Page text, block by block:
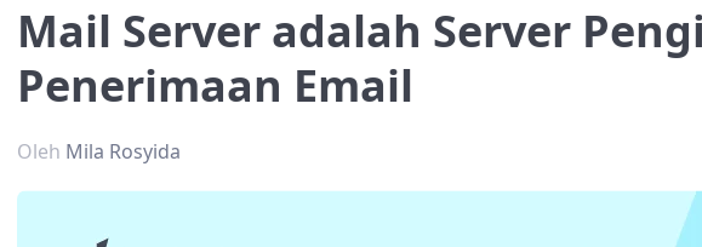
Mail Server adalah Server
Penerimaan Email
Oleh Mila Rosyida